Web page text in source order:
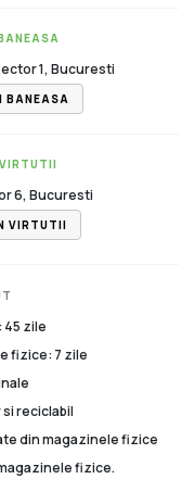
1, Bucuresti
BANEASA
6, Bucuresti
VIRTUTII
zile
fizice: 7 zile
reciclabil
din magazinele fizice
fizice.